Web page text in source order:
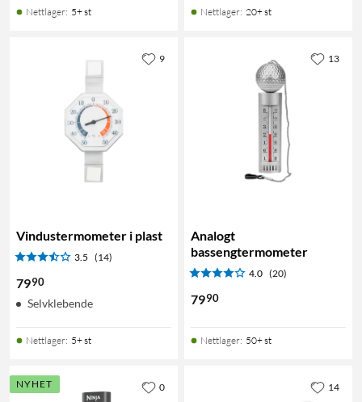
Nettlager: 5+ st Nettlager: 20+ st
Vindustermometer i plast
3.5 (14)
7990
Selvklebende
Nettlager: 5+ st
9
Analogt
bassengtermometer
4.0 (20)
7990
Nettlager: 50+ st
13
NYHET 0 14